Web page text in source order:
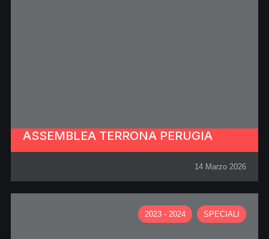
ASSEMBLEA TERRONA PERUGIA
14 Marzo 2026
2023 - 2024 SPECIALI